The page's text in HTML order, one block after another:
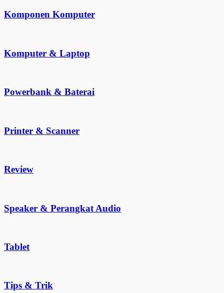
Komponen Komputer
Komputer & Laptop
Powerbank & Baterai
Printer & Scanner
Review
Speaker & Perangkat Audio
Tablet
Tips & Trik